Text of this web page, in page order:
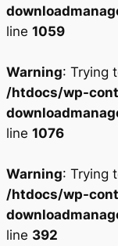
line 1059
Warning: Trying
/htdocs/wp-
line 1076
Warning: Trying
/htdocs/wp-
line 392